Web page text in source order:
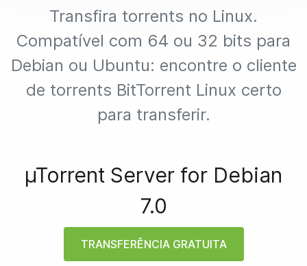
Transfira torrents no Linux.
Compatível com 64 ou 32 bits para
Debian ou Ubuntu: encontre o cliente
de torrents BitTorrent Linux certo
para transferir.
µTorrent Server for Debian
7.0
TRANSFERÊNCIA GRATUITA